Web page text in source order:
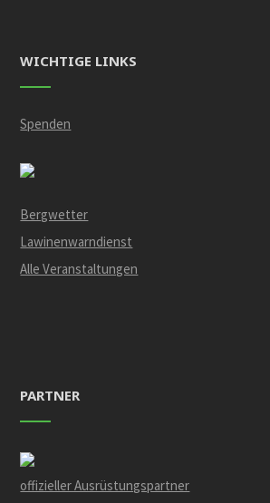
WICHTIGE LINKS
Spenden
Bergwetter
Lawinenwarndienst
Alle Veranstaltungen
PARTNER
offizieller Ausrüstungspartner